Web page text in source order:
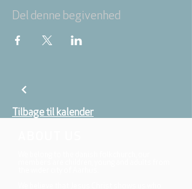
Del denne begivenhed
Tilbage til kalender